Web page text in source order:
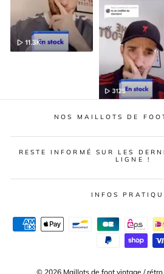
NOS MAILLOTS DE
RESTE INFORMÉ SUR LES
LIGNE !
INFOS
© 2026 Maillots de foot vintage /